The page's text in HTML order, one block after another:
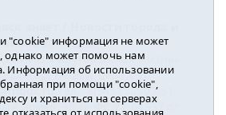
2016-2023
«ИИЦ « Ялуторовская жизнь».
Вешкурцева С.П.
Тел.: 8(34535)2-02-51
номер ЭЛ № ФС 77-64937 от
"cookie" информация не может
однако может помочь нам
Информация об использовании
при помощи "cookie",
и храниться на серверах